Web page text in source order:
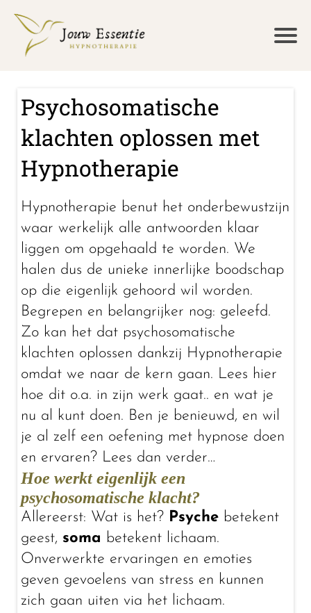
Psychosomatische
klachten oplossen met
Hypnotherapie
Hypnotherapie benut het onderbewustzijn
waar werkelijk alle antwoorden klaar
liggen om opgehaald te worden. We
halen dus de unieke innerlijke boodschap
op die eigenlijk gehoord wil worden.
Begrepen en belangrijker nog: geleefd.
Zo kan het dat psychosomatische
klachten oplossen dankzij Hypnotherapie
omdat we naar de kern gaan. Lees hier
hoe dit o.a. in zijn werk gaat.. en wat je
nu al kunt doen. Ben je benieuwd, en wil
je al zelf een oefening met hypnose doen
en ervaren? Lees dan verder…
Hoe werkt eigenlijk een
psychosomatische klacht?
Allereerst: Wat is het? Psyche betekent
geest, soma betekent lichaam.
Onverwerkte ervaringen en emoties
geven gevoelens van stress en kunnen
zich gaan uiten via het lichaam.